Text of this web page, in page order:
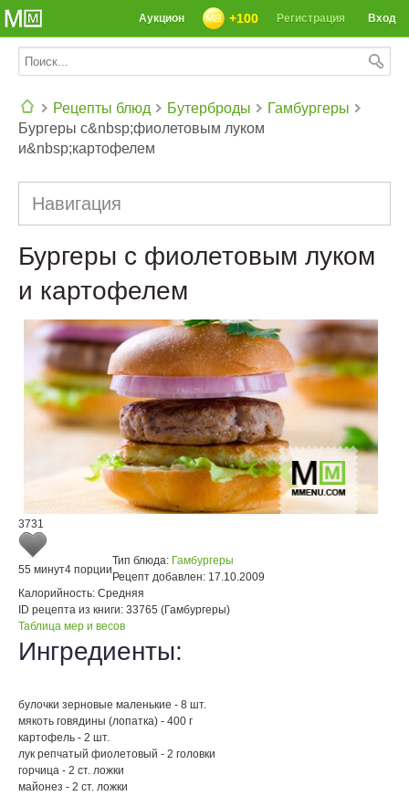
Вход
Регистрация
+100
Аукцион
Рецепты блюд Бутерброды
Гамбургеры
Бургеры с&nbsp;фиолетовым луком
и&nbsp;картофелем
Навигация
Бургеры с фиолетовым луком
и картофелем
3731
55 минут4 порции
Тип блюда: Гамбургеры
Рецепт добавлен: 17.10.2009
Калорийность: Средняя
ID рецепта из книги: 33765 (Гамбургеры)
Таблица мер и весов
Ингредиенты:
булочки зерновые маленькие - 8 шт.
мякоть говядины (лопатка) - 400 г
картофель - 2 шт.
лук репчатый фиолетовый - 2 головки
горчица - 2 ст. ложки
майонез - 2 ст. ложки